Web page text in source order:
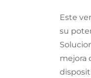
Este
su
mejora